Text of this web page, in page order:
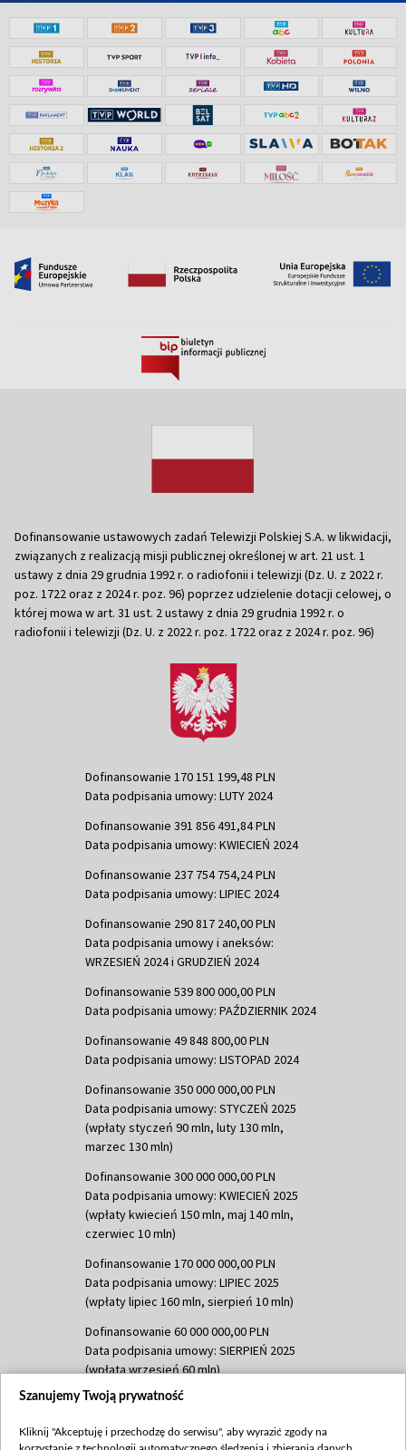
Dofinansowanie ustawowych zadań Telewizji Polskiej S.A. w likwidacji,
związanych z realizacją misji publicznej określonej w art. 21 ust. 1
ustawy z dnia 29 grudnia 1992 r. o radiofonii i telewizji (Dz. U. z 2022 r.
poz. 1722 oraz z 2024 r. poz. 96) poprzez udzielenie dotacji celowej, o
której mowa w art. 31 ust. 2 ustawy z dnia 29 grudnia 1992 r. o
radiofonii i telewizji (Dz. U. z 2022 r. poz. 1722 oraz z 2024 r. poz. 96)
Dofinansowanie 170 151 199,48 PLN
Data podpisania umowy: LUTY 2024
Dofinansowanie 391 856 491,84 PLN
Data podpisania umowy: KWIECIEŃ 2024
Dofinansowanie 237 754 754,24 PLN
Data podpisania umowy: LIPIEC 2024
Dofinansowanie 290 817 240,00 PLN
Data podpisania umowy i aneksów:
WRZESIEŃ 2024 i GRUDZIEŃ 2024
Dofinansowanie 539 800 000,00 PLN
Data podpisania umowy: PAŹDZIERNIK 2024
Dofinansowanie 49 848 800,00 PLN
Data podpisania umowy: LISTOPAD 2024
Dofinansowanie 350 000 000,00 PLN
Data podpisania umowy: STYCZEŃ 2025
(wpłaty styczeń 90 mln, luty 130 mln,
marzec 130 mln)
Dofinansowanie 300 000 000,00 PLN
Data podpisania umowy: KWIECIEŃ 2025
(wpłaty kwiecień 150 mln, maj 140 mln,
czerwiec 10 mln)
Dofinansowanie 170 000 000,00 PLN
Data podpisania umowy: LIPIEC 2025
(wpłaty lipiec 160 mln, sierpień 10 mln)
Dofinansowanie 60 000 000,00 PLN
Data podpisania umowy: SIERPIEŃ 2025
(wpłata wrzesień 60 mln)
Dofinansowanie 635 783 051,21 PLN
(wpłata wrzesień 100 mln, październik 350
Szanujemy Twoją prywatność
Kliknij "Akceptuję i przechodzę do serwisu", aby wyrazić zgody na